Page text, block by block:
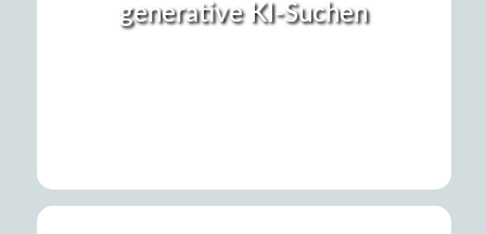
generative KI-Suchen